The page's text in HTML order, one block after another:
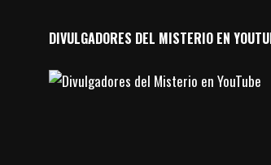
DIVULGADORES DEL MISTERIO EN